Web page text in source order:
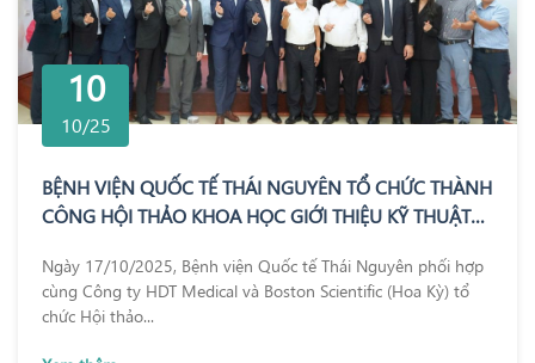
10
10/25
BỆNH VIỆN QUỐC TẾ THÁI NGUYÊN TỔ CHỨC THÀNH
CÔNG HỘI THẢO KHOA HỌC GIỚI THIỆU KỸ THUẬT
TUYẾN TIỀN LIỆT
Ngày 17/10/2025, Bệnh viện Quốc tế Thái Nguyên phối hợp
cùng Công ty HDT Medical và Boston Scientific (Hoa Kỳ) tổ
chức Hội thảo...